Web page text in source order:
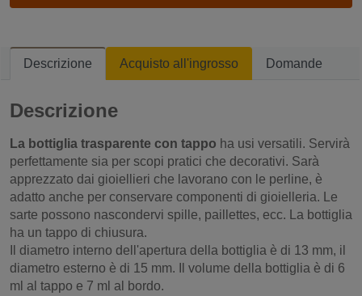
Descrizione Acquisto all'ingrosso Domande
Descrizione
La bottiglia trasparente con tappo ha usi versatili. Servirà
perfettamente sia per scopi pratici che decorativi. Sarà
apprezzato dai gioiellieri che lavorano con le perline, è
adatto anche per conservare componenti di gioielleria. Le
sarte possono nascondervi spille, paillettes, ecc. La bottiglia
ha un tappo di chiusura.
Il diametro interno dell'apertura della bottiglia è di 13 mm, il
diametro esterno è di 15 mm. Il volume della bottiglia è di 6
ml al tappo e 7 ml al bordo.